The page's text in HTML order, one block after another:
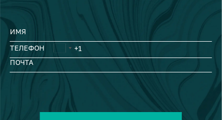
ИМЯ
ТЕЛЕФОН
ПОЧТА